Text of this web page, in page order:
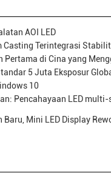
AOI LED
Casting Terintegrasi
Pertama di Cina yang
5 Juta Eksposur
10
Pencahayaan LED
Mini LED Display